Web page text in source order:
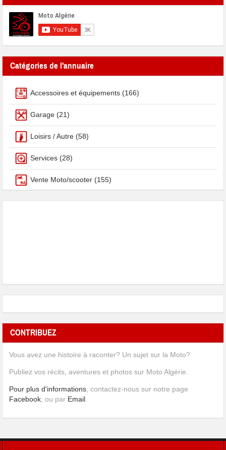
Catégories de l'annuaire
Accessoires et équipements (166)
Garage (21)
Loisirs / Autre (58)
Services (28)
Vente Moto/scooter (155)
CONTRIBUEZ
Vous avez une histoire à raconter? Un sujet sur la Moto?
Publiez vos récits, aventures et photos sur Moto Algérie.
Pour plus d'informations , contactez-nous sur notre page
Facebook , ou par Email